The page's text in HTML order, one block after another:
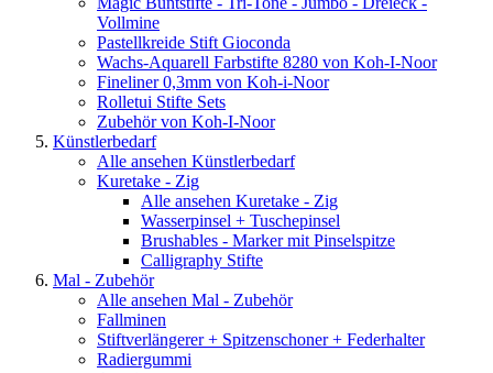
Vollmine
Pastellkreide Stift Gioconda
Wachs-Aquarell Farbstifte 8280 von Koh-I-Noor
Fineliner 0,3mm von Koh-i-Noor
Rolletui Stifte Sets
Zubehör von Koh-I-Noor
Künstlerbedarf
Alle ansehen Künstlerbedarf
Kuretake - Zig
Alle ansehen Kuretake - Zig
Wasserpinsel + Tuschepinsel
Brushables - Marker mit Pinselspitze
Calligraphy Stifte
Mal - Zubehör
Alle ansehen Mal - Zubehör
Fallminen
Stiftverlängerer + Spitzenschoner + Federhalter
Radiergummi